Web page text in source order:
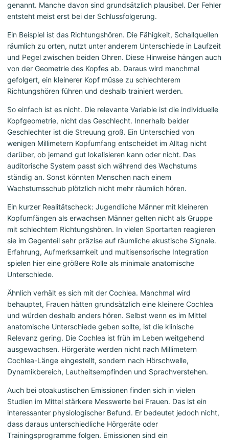
genannt. Manche davon sind grundsätzlich plausibel. Der Fehler
entsteht meist erst bei der Schlussfolgerung.
Ein Beispiel ist das Richtungshören. Die Fähigkeit, Schallquellen
räumlich zu orten, nutzt unter anderem Unterschiede in Laufzeit
und Pegel zwischen beiden Ohren. Diese Hinweise hängen auch
von der Geometrie des Kopfes ab. Daraus wird manchmal
gefolgert, ein kleinerer Kopf müsse zu schlechterem
Richtungshören führen und deshalb trainiert werden.
So einfach ist es nicht. Die relevante Variable ist die individuelle
Kopfgeometrie, nicht das Geschlecht. Innerhalb beider
Geschlechter ist die Streuung groß. Ein Unterschied von
wenigen Millimetern Kopfumfang entscheidet im Alltag nicht
darüber, ob jemand gut lokalisieren kann oder nicht. Das
auditorische System passt sich während des Wachstums
ständig an. Sonst könnten Menschen nach einem
Wachstumsschub plötzlich nicht mehr räumlich hören.
Ein kurzer Realitätscheck: Jugendliche Männer mit kleineren
Kopfumfängen als erwachsen Männer gelten nicht als Gruppe
mit schlechtem Richtungshören. In vielen Sportarten reagieren
sie im Gegenteil sehr präzise auf räumliche akustische Signale.
Erfahrung, Aufmerksamkeit und multisensorische Integration
spielen hier eine größere Rolle als minimale anatomische
Unterschiede.
Ähnlich verhält es sich mit der Cochlea. Manchmal wird
behauptet, Frauen hätten grundsätzlich eine kleinere Cochlea
und würden deshalb anders hören. Selbst wenn es im Mittel
anatomische Unterschiede geben sollte, ist die klinische
Relevanz gering. Die Cochlea ist früh im Leben weitgehend
ausgewachsen. Hörgeräte werden nicht nach Millimetern
Cochlea-Länge eingestellt, sondern nach Hörschwelle,
Dynamikbereich, Lautheitsempfinden und Sprachverstehen.
Auch bei otoakustischen Emissionen finden sich in vielen
Studien im Mittel stärkere Messwerte bei Frauen. Das ist ein
interessanter physiologischer Befund. Er bedeutet jedoch nicht,
dass daraus unterschiedliche Hörgeräte oder
Trainingsprogramme folgen. Emissionen sind ein